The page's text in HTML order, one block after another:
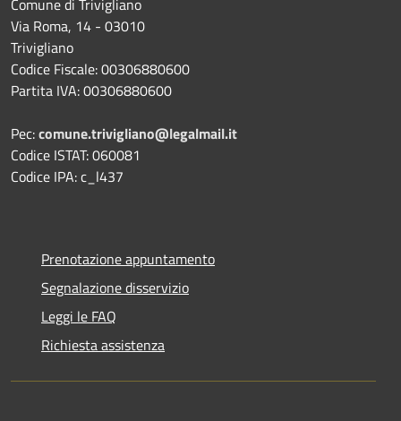
Comune di Trivigliano
Via Roma, 14 - 03010
Trivigliano
Codice Fiscale: 00306880600
Partita IVA: 00306880600
Pec:comune.trivigliano@legalmail.it
Codice ISTAT: 060081
Codice IPA: c_l437
Prenotazione appuntamento
Segnalazione disservizio
Leggi le FAQ
Richiesta assistenza